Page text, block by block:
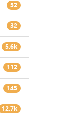
52
32
5.6k
112
145
12.7k